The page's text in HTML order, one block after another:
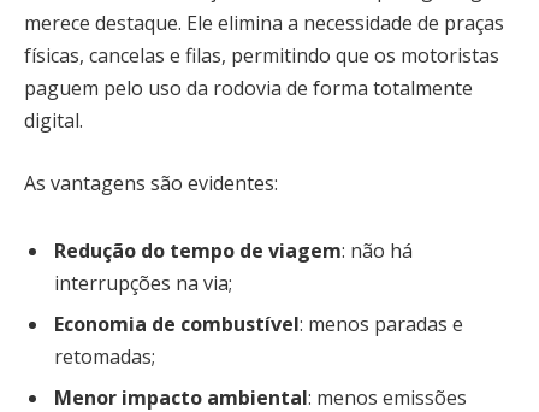
merece destaque. Ele elimina a necessidade de praças
físicas, cancelas e filas, permitindo que os motoristas
paguem pelo uso da rodovia de forma totalmente
digital.
As vantagens são evidentes:
Redução do tempo de viagem: não há
interrupções na via;
Economia de combustível: menos paradas e
retomadas;
Menor impacto ambiental: menos emissões